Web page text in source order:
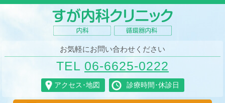
お気軽にお問い合わせください
TEL 06-6625-0222
アクセス･地図 診療時間･休診日